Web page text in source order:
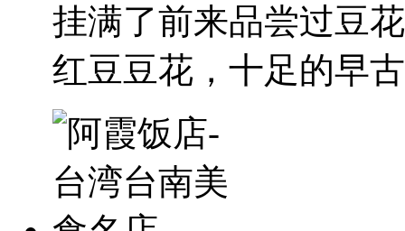
挂满了前来品尝过豆
红豆豆花，十足的早